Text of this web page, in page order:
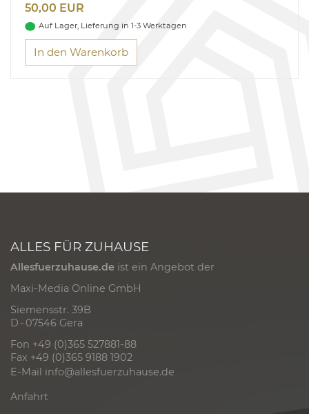
50,00 EUR
Auf Lager, Lieferung in 1-3 Werktagen
In den Warenkorb
ALLES FÜR ZUHAUSE
Allesfuerzuhause.de ist ein Angebot der
Maxi-Media Online GmbH
Siemensstr. 39B
D - 07546 Gera
Fon +49 (0)365 527881-88
Fax +49 (0)365 9188 1902
E-Mail info@allesfuerzuhause.de
Anfahrt